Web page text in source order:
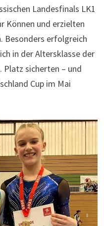
Landesfinals LK1
Können und erzielten
Besonders erfolgreich
in der Altersklasse der
Platz sicherten – und
Cup im Mai